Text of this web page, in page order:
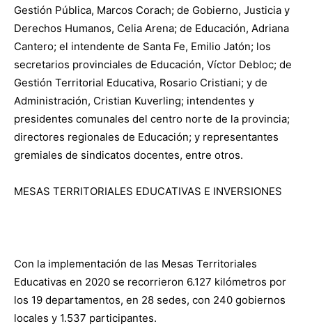
Gestión Pública, Marcos Corach; de Gobierno, Justicia y
Derechos Humanos, Celia Arena; de Educación, Adriana
Cantero; el intendente de Santa Fe, Emilio Jatón; los
secretarios provinciales de Educación, Víctor Debloc; de
Gestión Territorial Educativa, Rosario Cristiani; y de
Administración, Cristian Kuverling; intendentes y
presidentes comunales del centro norte de la provincia;
directores regionales de Educación; y representantes
gremiales de sindicatos docentes, entre otros.
MESAS TERRITORIALES EDUCATIVAS E INVERSIONES
Con la implementación de las Mesas Territoriales
Educativas en 2020 se recorrieron 6.127 kilómetros por
los 19 departamentos, en 28 sedes, con 240 gobiernos
locales y 1.537 participantes.